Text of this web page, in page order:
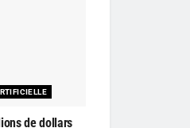
de dollars